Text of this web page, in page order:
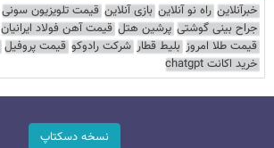
خبرآنلاین راه نو آنلاین بازی آنلاین قیمت تلویزیون سونی
جراح بینی گوشتی پرشین هتل قیمت آهن فولاد ایرانیان
قیمت طلا امروز بلیط قطار شرکت رادوکو قیمت پروفیل
خرید اکانت chatgpt
نسخه دسکتاپ